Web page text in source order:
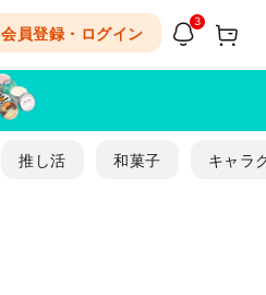
会員登録・ログイン
3
推し活 和菓子 キャラ